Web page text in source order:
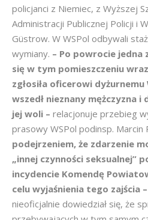
policjanci z Niemiec, z Wyższej
Administracji Publicznej Policji i
Güstrow. W WSPol odbywali
wymiany. – Po powrocie jedna
się w tym pomieszczeniu
zgłosiła oficerowi
wszedł nieznany mężczyzna i
jej woli – relacjonuje przebieg
prasowy WSPol podinsp. Marcin
podejrzeniem, że zdarzenie
„innej czynności seksualnej”
incydencie Komendę
celu wyjaśnienia tego zajścia –
nieoficjalnie dowiedział się, że